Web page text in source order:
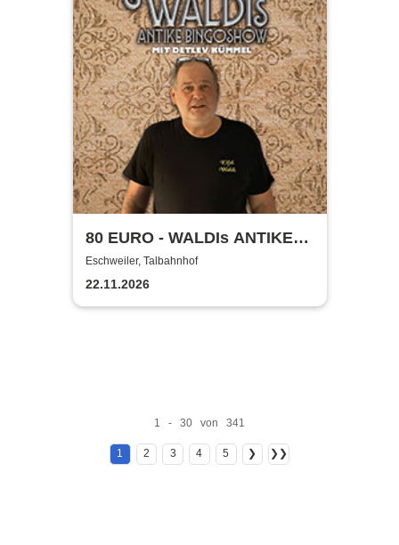
80 EURO - WALDIs ANTIKE
BINGOSHOW
Eschweiler, Talbahnhof
22.11.2026
1 - 30 von 341
1 2 3 4 5 ❯ ❯❯